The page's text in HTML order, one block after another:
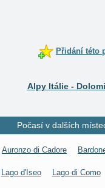
Přidání této
Alpy Itálie -
Počasí v dalších
Auronzo di Cadore
Lago d'Iseo Lago di Como